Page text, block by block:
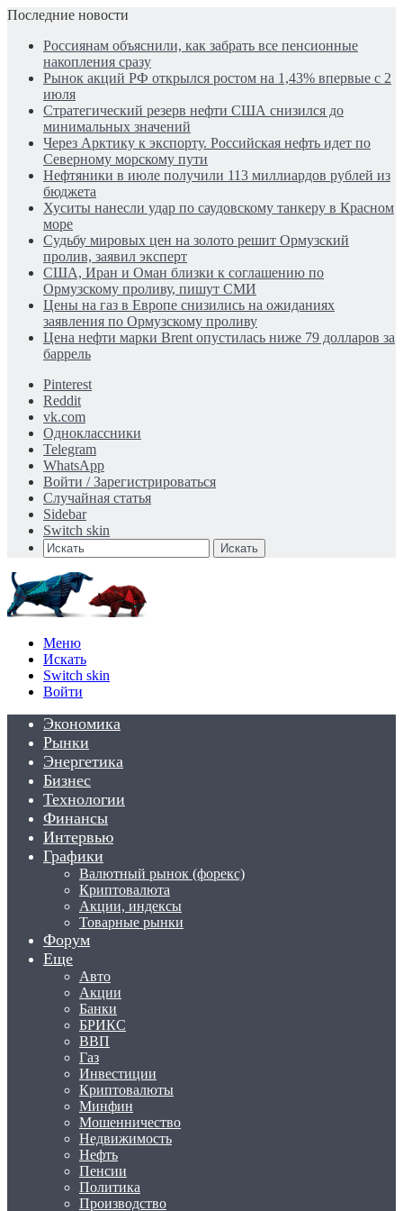
Последние новости
Россиянам объяснили, как забрать все пенсионные
накопления сразу
Рынок акций РФ открылся ростом на 1,43% впервые с 2
июля
Стратегический резерв нефти США снизился до
минимальных значений
Через Арктику к экспорту. Российская нефть идет по
Северному морскому пути
Нефтяники в июле получили 113 миллиардов рублей из
бюджета
Хуситы нанесли удар по саудовскому танкеру в Красном
море
Судьбу мировых цен на золото решит Ормузский
пролив, заявил эксперт
США, Иран и Оман близки к соглашению по
Ормузскому проливу, пишут СМИ
Цены на газ в Европе снизились на ожиданиях
заявления по Ормузскому проливу
Цена нефти марки Brent опустилась ниже 79 долларов за
баррель
Pinterest
Reddit
vk.com
Одноклассники
Telegram
WhatsApp
Войти / Зарегистрироваться
Случайная статья
Sidebar
Switch skin
Искать
Меню
Искать
Switch skin
Войти
Экономика
Рынки
Энергетика
Бизнес
Технологии
Финансы
Интервью
Графики
Валютный рынок (форекс)
Криптовалюта
Акции, индексы
Товарные рынки
Форум
Еще
Авто
Акции
Банки
БРИКС
ВВП
Газ
Инвестиции
Криптовалюты
Минфин
Мошенничество
Недвижимость
Нефть
Пенсии
Политика
Производство